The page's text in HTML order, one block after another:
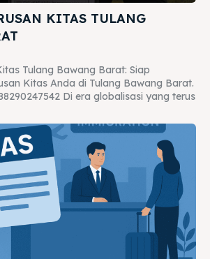
KITAS TULANG
Tulang Bawang Barat: Siap
Kitas Anda di Tulang Bawang Barat.
Di era globalisasi yang terus